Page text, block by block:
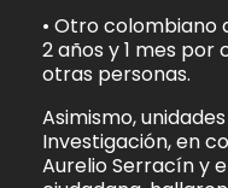
• Otro colombiano
2 años y 1 mes por
otras personas.
Asimismo,
Investigación, en
Aurelio Serracín y